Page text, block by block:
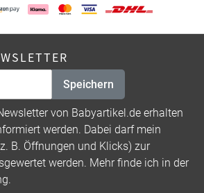
Speichern
von Babyartikel.de erhalten
werden. Dabei darf mein
B. Öffnungen und Klicks) zur
werden. Mehr finde ich in der
.